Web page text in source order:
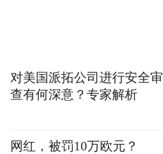
对美国派拓公司进行安全审
查有何深意？专家解析
网红，被罚10万欧元？